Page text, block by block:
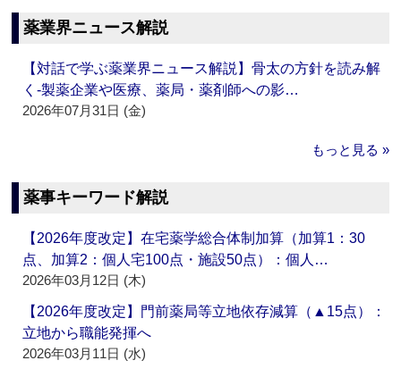
薬業界ニュース解説
【対話で学ぶ薬業界ニュース解説】骨太の方針を読み解
く‐製薬企業や医療、薬局・薬剤師への影…
2026年07月31日 (金)
もっと見る »
薬事キーワード解説
【2026年度改定】在宅薬学総合体制加算（加算1：30
点、加算2：個人宅100点・施設50点）：個人…
2026年03月12日 (木)
【2026年度改定】門前薬局等立地依存減算（▲15点）：
立地から職能発揮へ
2026年03月11日 (水)